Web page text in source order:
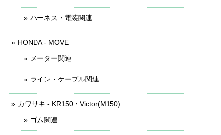
ハーネス・電装関連
HONDA - MOVE
メーター関連
ライン・ケーブル関連
カワサキ - KR150・Victor(M150)
ゴム関連